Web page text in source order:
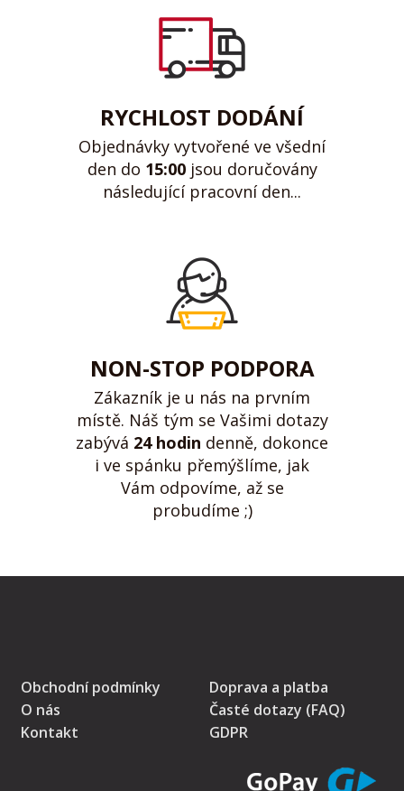
RYCHLOST DODÁNÍ
Objednávky vytvořené ve všední
den do 15:00jsou doručovány
následující pracovní den...
NON-STOP PODPORA
Zákazník je u nás na prvním
místě. Náš tým se Vašimi dotazy
zabývá 24 hodin denně, dokonce
i ve spánku přemýšlíme, jak
Vám odpovíme, až se
probudíme ;)
Obchodní podmínky
O nás
Kontakt
Doprava a platba
Časté dotazy (FAQ)
GDPR